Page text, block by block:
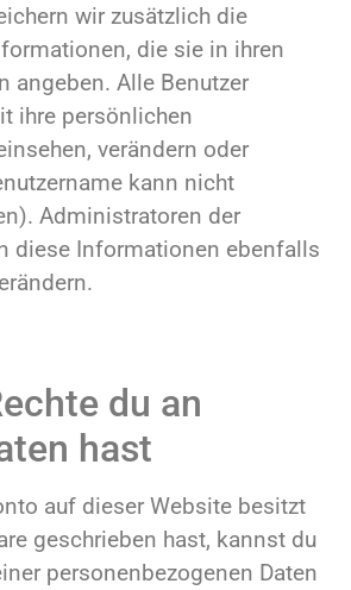
wir zusätzlich die
die sie in ihren
angeben. Alle Benutzer
ihre persönlichen
verändern oder
kann nicht
Administratoren der
diese Informationen ebenfalls
du an
hast
auf dieser Website besitzt
geschrieben hast, kannst du
personenbezogenen Daten